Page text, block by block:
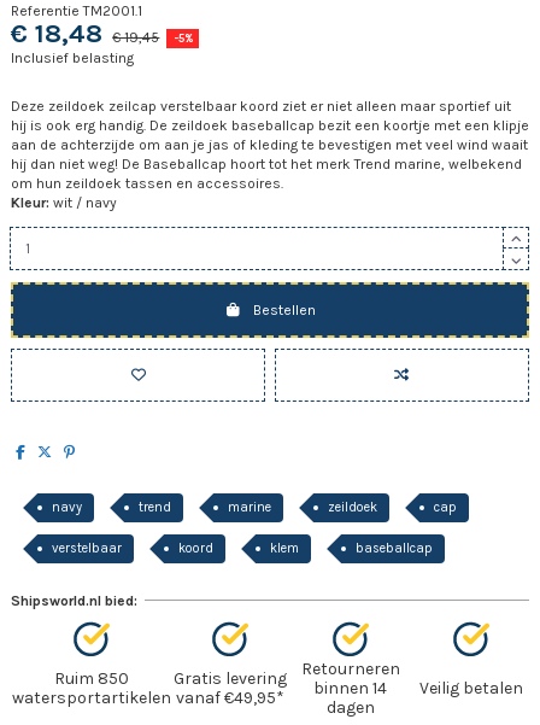
Referentie TM2001.1
€ 18,48 € 19,45 -5%
Inclusief belasting
Deze zeildoek zeilcap verstelbaar koord ziet er niet alleen maar sportief uit
hij is ook erg handig. De zeildoek baseballcap bezit een koortje met een klipje
aan de achterzijde om aan je jas of kleding te bevestigen met veel wind waait
hij dan niet weg! De Baseballcap hoort tot het merk Trend marine, welbekend
om hun zeildoek tassen en accessoires.
Kleur: wit / navy
Bestellen
navy trend marine zeildoek cap
verstelbaar koord klem baseballcap
Shipsworld.nl bied:
Ruim 850
watersportartikelen
Gratis levering
vanaf €49,95*
Retourneren
binnen 14
dagen
Veilig betalen